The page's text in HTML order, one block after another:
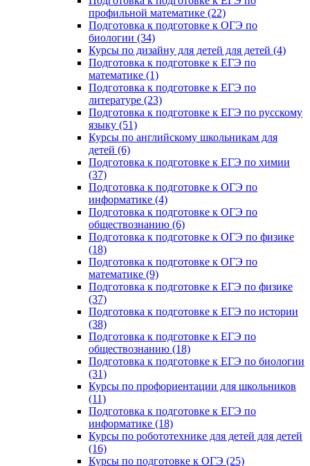
профильной математике (22)
Подготовка к подготовке к ОГЭ по
биологии (34)
Курсы по дизайну для детей для детей (4)
Подготовка к подготовке к ЕГЭ по
математике (1)
Подготовка к подготовке к ЕГЭ по
литературе (23)
Подготовка к подготовке к ЕГЭ по русскому
языку (51)
Курсы по английскому школьникам для
детей (6)
Подготовка к подготовке к ЕГЭ по химии
(37)
Подготовка к подготовке к ОГЭ по
информатике (4)
Подготовка к подготовке к ОГЭ по
обществознанию (6)
Подготовка к подготовке к ОГЭ по физике
(18)
Подготовка к подготовке к ОГЭ по
математике (9)
Подготовка к подготовке к ЕГЭ по физике
(37)
Подготовка к подготовке к ЕГЭ по истории
(38)
Подготовка к подготовке к ЕГЭ по
обществознанию (18)
Подготовка к подготовке к ЕГЭ по биологии
(31)
Курсы по профориентации для школьников
(11)
Подготовка к подготовке к ЕГЭ по
информатике (18)
Курсы по робототехнике для детей для детей
(16)
Курсы по подготовке к ОГЭ (25)